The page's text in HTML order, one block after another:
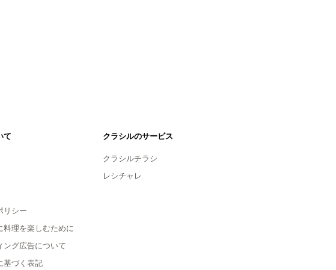
て
リシー
料理を楽しむために
ング広告について
基づく表記
クラシルのサービス
クラシルチラシ
レシチャレ